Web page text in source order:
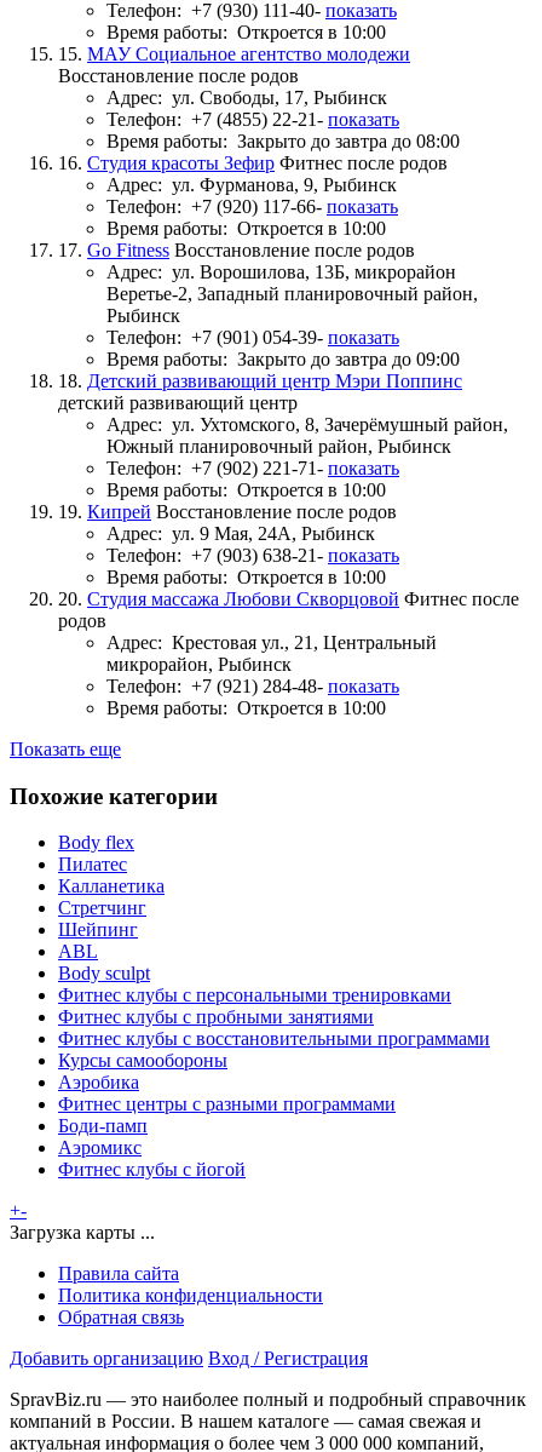
Телефон: +7 (930) 111-40- показать
Время работы: Откроется в 10:00
15. МАУ Социальное агентство молодежи
Восстановление после родов
Адрес: ул. Свободы, 17, Рыбинск
Телефон: +7 (4855) 22-21- показать
Время работы: Закрыто до завтра до 08:00
16. Студия красоты Зефир Фитнес после родов
Адрес: ул. Фурманова, 9, Рыбинск
Телефон: +7 (920) 117-66- показать
Время работы: Откроется в 10:00
17. Go Fitness Восстановление после родов
Адрес: ул. Ворошилова, 13Б, микрорайон
Веретье-2, Западный планировочный район,
Рыбинск
Телефон: +7 (901) 054-39- показать
Время работы: Закрыто до завтра до 09:00
18. Детский развивающий центр Мэри Поппинс
детский развивающий центр
Адрес: ул. Ухтомского, 8, Зачерёмушный район,
Южный планировочный район, Рыбинск
Телефон: +7 (902) 221-71- показать
Время работы: Откроется в 10:00
19. Кипрей Восстановление после родов
Адрес: ул. 9 Мая, 24А, Рыбинск
Телефон: +7 (903) 638-21- показать
Время работы: Откроется в 10:00
20. Студия массажа Любови Скворцовой Фитнес после
родов
Адрес: Крестовая ул., 21, Центральный
микрорайон, Рыбинск
Телефон: +7 (921) 284-48- показать
Время работы: Откроется в 10:00
Показать еще
Похожие категории
Body flex
Пилатес
Калланетика
Стретчинг
Шейпинг
ABL
Body sculpt
Фитнес клубы с персональными тренировками
Фитнес клубы с пробными занятиями
Фитнес клубы с восстановительными программами
Курсы самообороны
Аэробика
Фитнес центры с разными программами
Боди-памп
Аэромикс
Фитнес клубы с йогой
+-
Загрузка карты ...
Правила сайта
Политика конфиденциальности
Обратная связь
Добавить организацию Вход / Регистрация
SpravBiz.ru — это наиболее полный и подробный справочник
компаний в России. В нашем каталоге — самая свежая и
актуальная информация о более чем 3 000 000 компаний,